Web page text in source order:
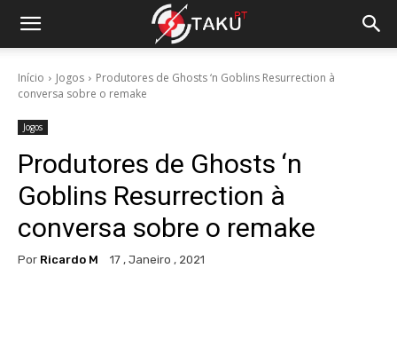
Início Jogos
Produtores de Ghosts ‘n Goblins Resurrection à
conversa sobre o remake
Jogos
Produtores de Ghosts ‘n
Goblins Resurrection à
conversa sobre o remake
Por Ricardo M 17 , Janeiro , 2021